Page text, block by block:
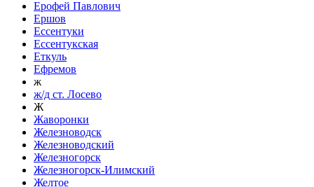
Ерофей Павлович
Ершов
Ессентуки
Ессентукская
Еткуль
Ефремов
ж
ж/д ст. Лосево
Ж
Жаворонки
Железноводск
Железноводский
Железногорск
Железногорск-Илимский
Желтое